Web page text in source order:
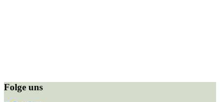
Folge uns